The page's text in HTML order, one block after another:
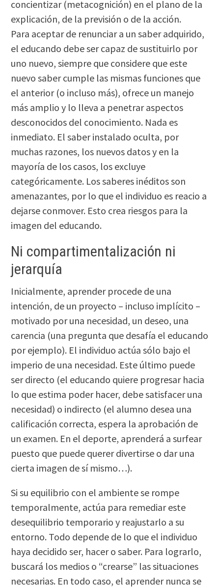
concientizar (metacognición) en el plano de la
explicación, de la previsión o de la acción.
Para aceptar de renunciar a un saber adquirido,
el educando debe ser capaz de sustituirlo por
uno nuevo, siempre que considere que este
nuevo saber cumple las mismas funciones que
el anterior (o incluso más), ofrece un manejo
más amplio y lo lleva a penetrar aspectos
desconocidos del conocimiento. Nada es
inmediato. El saber instalado oculta, por
muchas razones, los nuevos datos y en la
mayoría de los casos, los excluye
categóricamente. Los saberes inéditos son
amenazantes, por lo que el individuo es reacio a
dejarse conmover. Esto crea riesgos para la
imagen del educando.
Ni compartimentalización ni
jerarquía
Inicialmente, aprender procede de una
intención, de un proyecto – incluso implícito –
motivado por una necesidad, un deseo, una
carencia (una pregunta que desafía el educando
por ejemplo). El individuo actúa sólo bajo el
imperio de una necesidad. Este último puede
ser directo (el educando quiere progresar hacia
lo que estima poder hacer, debe satisfacer una
necesidad) o indirecto (el alumno desea una
calificación correcta, espera la aprobación de
un examen. En el deporte, aprenderá a surfear
puesto que puede querer divertirse o dar una
cierta imagen de sí mismo…).
Si su equilibrio con el ambiente se rompe
temporalmente, actúa para remediar este
desequilibrio temporario y reajustarlo a su
entorno. Todo depende de lo que el individuo
haya decidido ser, hacer o saber. Para lograrlo,
buscará los medios o “crearse” las situaciones
necesarias. En todo caso, el aprender nunca se